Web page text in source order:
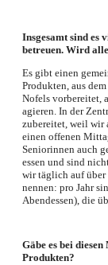
Insgesamt sind es
betreuen. Wird
Es gibt einen
Produkten, aus
Nofels vorbereitet,
agieren. In der
zubereitet, weil wir
einen offenen
Seniorinnen auch
essen und sind
wir täglich auf über
nennen: pro Jahr
Abendessen), die
Gäbe es bei
Produkten?